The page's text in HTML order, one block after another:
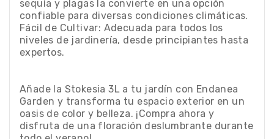
sequía y plagas la convierte en una opción
confiable para diversas condiciones climáticas.
Fácil de Cultivar: Adecuada para todos los
niveles de jardinería, desde principiantes hasta
expertos.
Añade la Stokesia 3L a tu jardín con Endanea
Garden y transforma tu espacio exterior en un
oasis de color y belleza. ¡Compra ahora y
disfruta de una floración deslumbrante durante